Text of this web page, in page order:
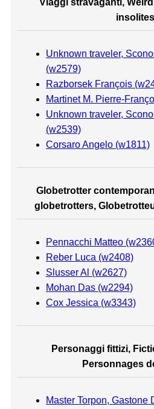
insolites
Unknown traveler,
(w2579)
Razborsek François
Martinet M. Pierre-
Unknown traveler,
(w2539)
Corsaro Angelo (w1811)
Globetrotter
globetrotters,
Pennacchi Matteo
Reber Luca (w2408)
Slusser Al (w2627)
Mohan Das (w2294)
Cox Jessica (w3343)
Personaggi fittizi,
Personnages
Master Torpon, Gastone